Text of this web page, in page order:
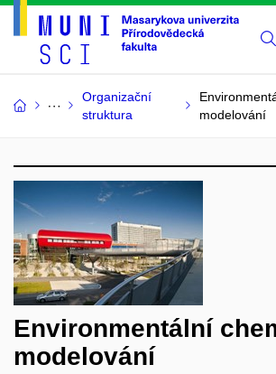
Organizační
struktura
modelování
Environmentální
modelování